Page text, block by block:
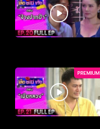
PREMIUM